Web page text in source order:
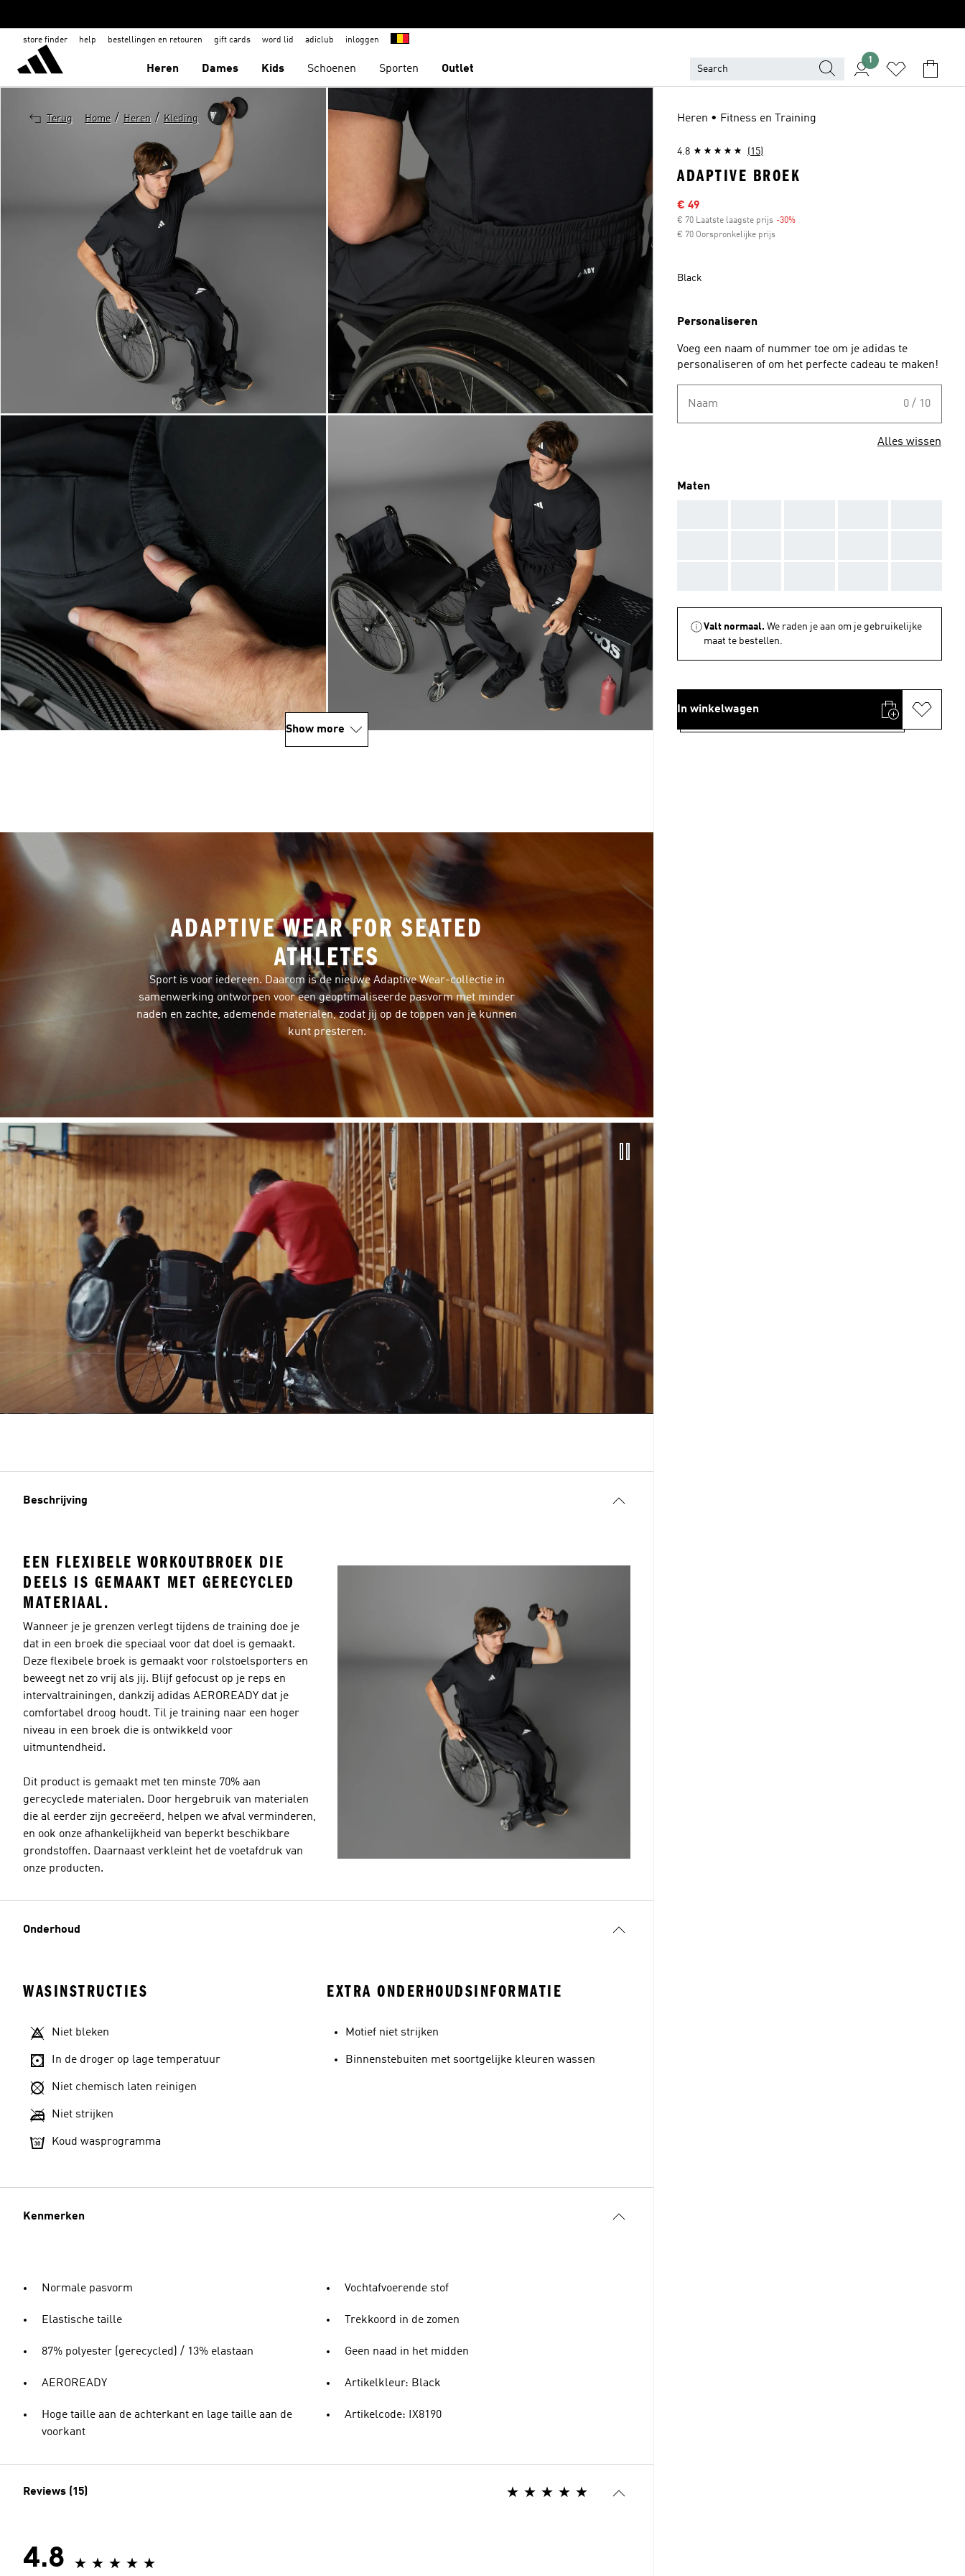
store finder help bestellingen en retouren gift cards word lid adiclub inloggen
Heren Dames Kids Schoenen Sporten Outlet
1
Terug Home / Heren / Kleding
Show more
ADAPTIVE WEAR FOR SEATED
ATHLETES
Sport is voor iedereen. Daarom is de nieuwe Adaptive Wear-collectie in
samenwerking ontworpen voor een geoptimaliseerde pasvorm met minder
naden en zachte, ademende materialen, zodat jij op de toppen van je kunnen
kunt presteren.
Beschrijving
EEN FLEXIBELE WORKOUTBROEK DIE
DEELS IS GEMAAKT MET GERECYCLED
MATERIAAL.
Wanneer je je grenzen verlegt tijdens de training doe je
dat in een broek die speciaal voor dat doel is gemaakt.
Deze flexibele broek is gemaakt voor rolstoelsporters en
beweegt net zo vrij als jij. Blijf gefocust op je reps en
intervaltrainingen, dankzij adidas AEROREADY dat je
comfortabel droog houdt. Til je training naar een hoger
niveau in een broek die is ontwikkeld voor
uitmuntendheid.
Dit product is gemaakt met ten minste 70% aan
gerecyclede materialen. Door hergebruik van materialen
die al eerder zijn gecreëerd, helpen we afval verminderen,
en ook onze afhankelijkheid van beperkt beschikbare
grondstoffen. Daarnaast verkleint het de voetafdruk van
onze producten.
Onderhoud
WASINSTRUCTIES
Niet bleken
In de droger op lage temperatuur
Niet chemisch laten reinigen
Niet strijken
Koud wasprogramma
EXTRA ONDERHOUDSINFORMATIE
Motief niet strijken
Binnenstebuiten met soortgelijke kleuren wassen
Kenmerken
Normale pasvorm
Elastische taille
87% polyester (gerecycled) / 13% elastaan
AEROREADY
Hoge taille aan de achterkant en lage taille aan de
voorkant
Vochtafvoerende stof
Trekkoord in de zomen
Geen naad in het midden
Artikelkleur: Black
Artikelcode: IX8190
Reviews (15)
4.8
Heren • Fitness en Training
4.8 (15)
ADAPTIVE BROEK
Sale price
€ 49
€ 70 Laatste laagste prijs -30%
€ 70 Oorspronkelijke prijs
Black
Personaliseren
Voeg een naam of nummer toe om je adidas te
personaliseren of om het perfecte cadeau te maken!
Naam 0 / 10
Alles wissen
Maten
Valt normaal. We raden je aan om je gebruikelijke
maat te bestellen.
In winkelwagen